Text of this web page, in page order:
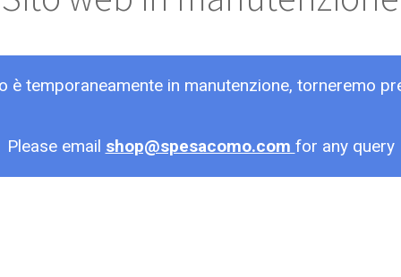
è temporaneamente in manutenzione, torneremo
Please email shop@spesacomo.com for any query